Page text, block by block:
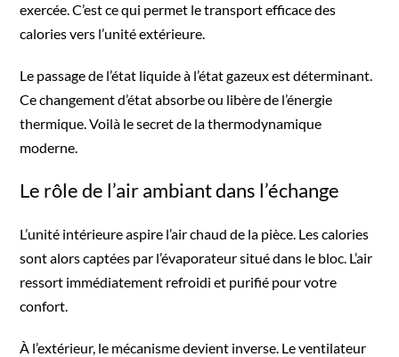
exercée. C’est ce qui permet le transport efficace des
calories vers l’unité extérieure.
Le passage de l’état liquide à l’état gazeux est déterminant.
Ce changement d’état absorbe ou libère de l’énergie
thermique. Voilà le secret de la thermodynamique
moderne.
Le rôle de l’air ambiant dans l’échange
L’unité intérieure aspire l’air chaud de la pièce. Les calories
sont alors captées par l’évaporateur situé dans le bloc. L’air
ressort immédiatement refroidi et purifié pour votre
confort.
À l’extérieur, le mécanisme devient inverse. Le ventilateur